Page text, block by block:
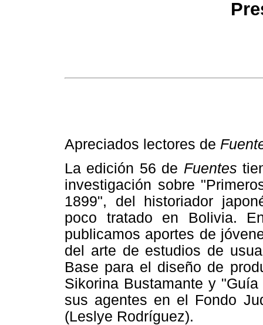
Apreciados lectores de
La edición 56 de Fuentes
investigación sobre
1899", del historiador
poco tratado en Bolivia.
publicamos aportes de
del arte de estudios de
Base para el diseño de
Sikorina Bustamante y
sus agentes en el Fondo
(Leslye Rodríguez).